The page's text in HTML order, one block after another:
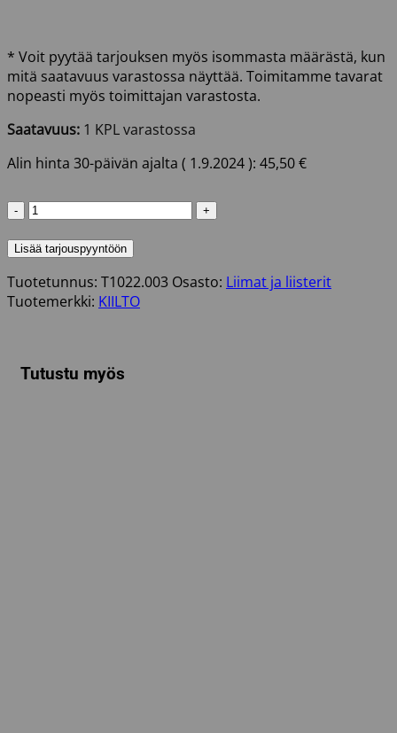
* Voit pyytää tarjouksen myös isommasta määrästä, kun
mitä saatavuus varastossa näyttää. Toimitamme tavarat
nopeasti myös toimittajan varastosta.
Saatavuus: 1 KPL varastossa
Alin hinta 30-päivän ajalta ( 1.9.2024): 45,50€
RAKENNUSLIIMA
3L
määrä
Lisää tarjouspyyntöön
Tuotetunnus: T1022.003 Osasto: Liimat ja liisterit
Tuotemerkki: KIILTO
Tutustu myös